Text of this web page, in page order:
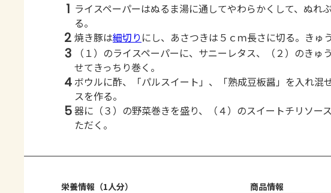
1 ライスペーパーはぬるま湯に通してやわらかくして、ぬれ
る。
2 焼き豚は細切り にし、あさつきは５ｃｍ長さに切る。きゅ
3
（１）のライスペーパーに、サニーレタス、（２）のきゅ
せてきっちり巻く。
4 ボウルに酢、「パルスイート」、「熟成豆板醤」を入れ混
スを作る。
5器に（３）の野菜巻きを盛り、（４）のスイートチリソー
ただく。
栄養情報（1人分）
商品情報